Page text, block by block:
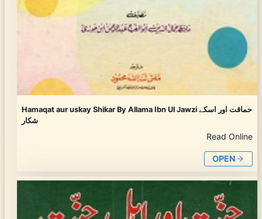
Hamaqat aur uskay Shikar By Allama Ibn Ul Jawzi حماقت اور اسکے
شکار
Read Online
OPEN